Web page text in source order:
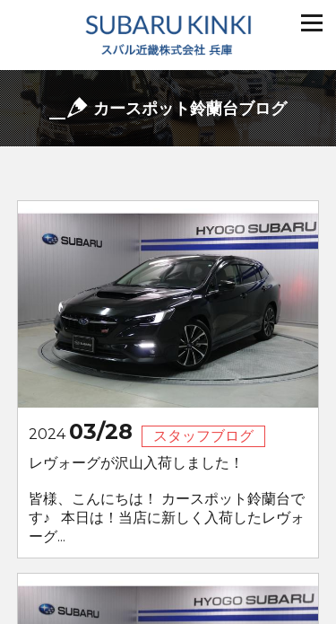
カースポット鈴蘭台ブログ
2024 03/28
スタッフブログ
レヴォーグが沢山入荷しました！
皆様、こんにちは！ カースポット鈴蘭台で
す♪ 本日は！当店に新しく入荷したレヴォ
ーグ...